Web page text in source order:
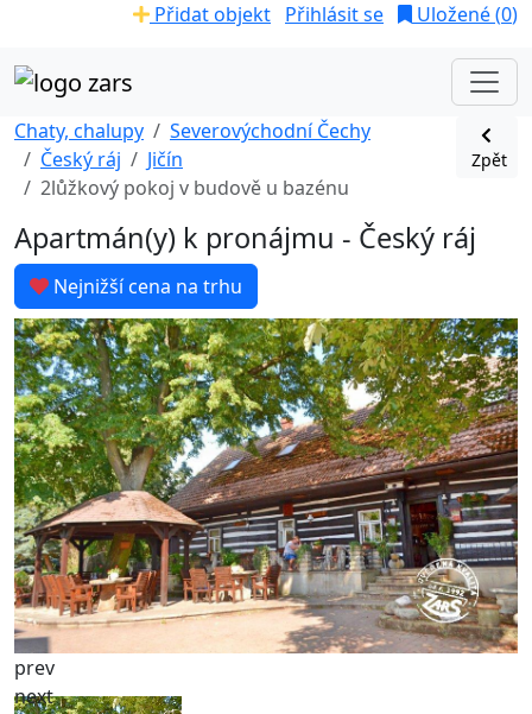
Přidat objekt Přihlásit se Uložené (0)
Chaty, chalupy
Severovýchodní Čechy
Český ráj
Jičín
2lůžkový pokoj v budově u bazénu
Zpět
Apartmán(y) k pronájmu - Český ráj
Nejnižší cena na trhu
prev
next